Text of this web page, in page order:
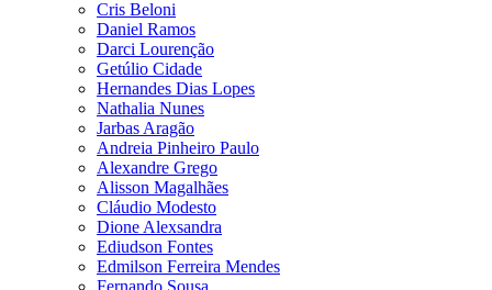
Cris Beloni
Daniel Ramos
Darci Lourenção
Getúlio Cidade
Hernandes Dias Lopes
Nathalia Nunes
Jarbas Aragão
Andreia Pinheiro Paulo
Alexandre Grego
Alisson Magalhães
Cláudio Modesto
Dione Alexsandra
Ediudson Fontes
Edmilson Ferreira Mendes
Fernando Sousa